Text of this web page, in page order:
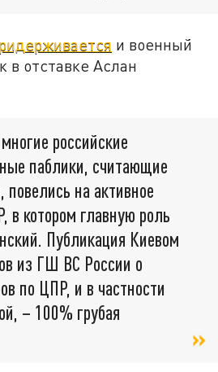
и военный
в отставке Аслан
российские
паблики, считающие
повелись на активное
в котором главную роль
Публикация Киевом
из ГШ ВС России о
по ЦПР, и в частности
– 100% грубая